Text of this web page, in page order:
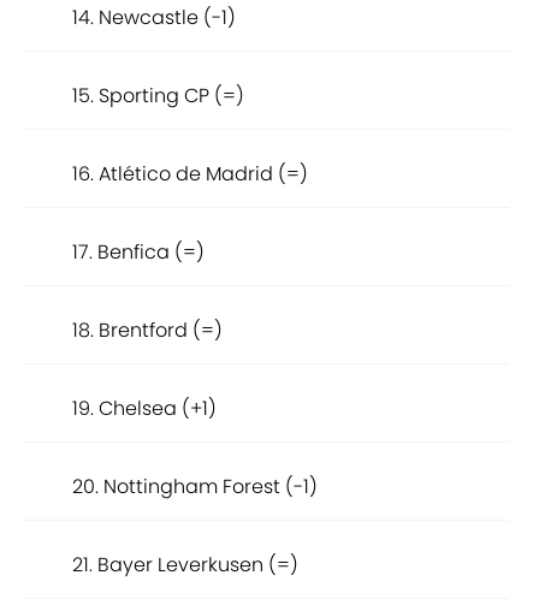
14. Newcastle (-1)
15. Sporting CP (=)
16. Atlético de Madrid (=)
17. Benfica (=)
18. Brentford (=)
19. Chelsea (+1)
20. Nottingham Forest (-1)
21. Bayer Leverkusen (=)